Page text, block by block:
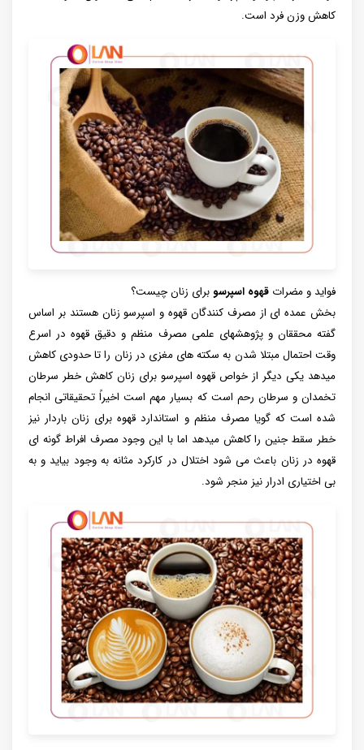
کاهش وزن فرد است.
فواید و مضرات قهوه اسپرسو برای زنان چیست؟
بخش عمده ای از مصرف کنندگان قهوه و اسپرسو زنان هستند بر اساس
گفته محققان و پژوهشهای علمی مصرف منظم و دقیق قهوه در اسرع
وقت احتمال مبتلا شدن به سکته های مغزی در زنان را تا حدودی کاهش
میدهد یکی دیگر از خواص قهوه اسپرسو برای زنان کاهش خطر سرطان
تخمدان و سرطان رحم است که بسیار مهم است اخیراً تحقیقاتی انجام
شده است که گویا مصرف منظم و استاندارد قهوه برای زنان باردار نیز
خطر سقط جنین را کاهش میدهد اما با این وجود مصرف افراط گونه ای
قهوه در زنان باعث می شود اختلال در کارکرد مثانه به وجود بیاید و به
بی اختیاری ادرار نیز منجر شود.